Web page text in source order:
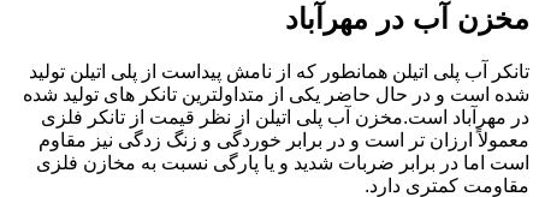
مخزن آب در مهرآباد
تانکر آب پلی اتیلن همانطور که از نامش پیداست از پلی اتیلن تولید
شده است و در حال حاضر یکی از متداولترین تانکر های تولید شده
در مهرآباد است.مخزن آب پلی اتیلن از نظر قیمت از تانکر فلزی
معمولاً ارزان تر است و در برابر خوردگی و زنگ زدگی نیز مقاوم
است اما در برابر ضربات شدید و یا پارگی نسبت به مخازن فلزی
مقاومت کمتری دارد.